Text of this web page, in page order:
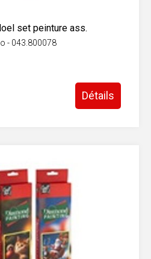
set peinture ass.
- 043.800078
Détails